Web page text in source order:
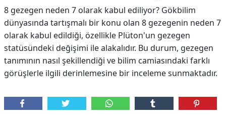
8 gezegen neden 7 olarak kabul ediliyor? Gökbilim
dünyasında tartışmalı bir konu olan 8 gezegenin neden 7
olarak kabul edildiği, özellikle Plüton'un gezegen
statüsündeki değişimi ile alakalıdır. Bu durum, gezegen
tanımının nasıl şekillendiği ve bilim camiasındaki farklı
görüşlerle ilgili derinlemesine bir inceleme sunmaktadır.